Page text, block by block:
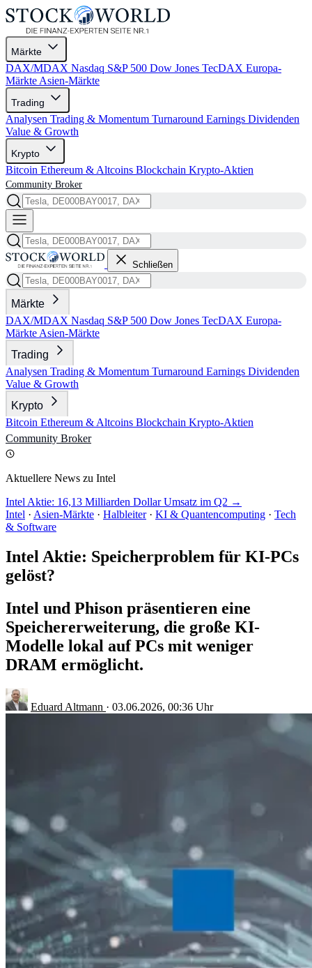
Märkte
DAX/MDAX Nasdaq S&P 500 Dow Jones TecDAX Europa-
Märkte Asien-Märkte
Trading
Analysen Trading & Momentum Turnaround Earnings Dividenden
Value & Growth
Krypto
Bitcoin Ethereum & Altcoins Blockchain Krypto-Aktien
Community Broker
Schließen
Märkte
DAX/MDAX Nasdaq S&P 500 Dow Jones TecDAX Europa-
Märkte Asien-Märkte
Trading
Analysen Trading & Momentum Turnaround Earnings Dividenden
Value & Growth
Krypto
Bitcoin Ethereum & Altcoins Blockchain Krypto-Aktien
Community Broker
Aktuellere News zu Intel
Intel Aktie: 16,13 Milliarden Dollar Umsatz im Q2 →
Intel · Asien-Märkte · Halbleiter · KI & Quantencomputing · Tech
& Software
Intel Aktie: Speicherproblem für KI-PCs
gelöst?
Intel und Phison präsentieren eine
Speichererweiterung, die große KI-
Modelle lokal auf PCs mit weniger
DRAM ermöglicht.
Eduard Altmann · 03.06.2026, 00:36 Uhr